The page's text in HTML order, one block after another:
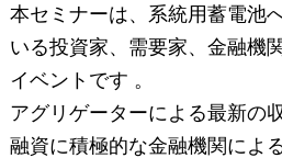
本セミナーは、系統用蓄電池
いる投資家、需要家、金融機
イベントです 。
アグリゲーターによる最新の
融資に積極的な金融機関によ